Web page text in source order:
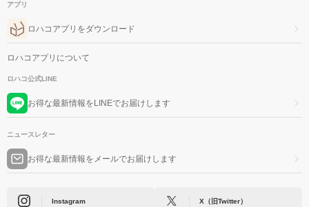
アプリ
ロハコアプリをダウンロード
ロハコアプリについて
ロハコ公式LINE
お得な最新情報をLINEでお届けします
ニュースレター
お得な最新情報をメールでお届けします
Instagram X（旧Twitter）